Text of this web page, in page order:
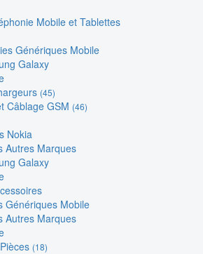
Mobile et Tablettes
Génériques Mobile
Galaxy
(45)
Câblage GSM (46)
Nokia
Autres Marques
Galaxy
Génériques Mobile
Autres Marques
(18)